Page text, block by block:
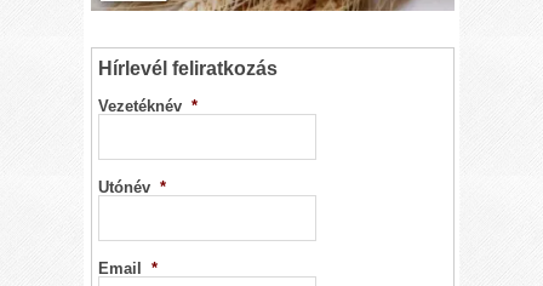
Hírlevél feliratkozás
Vezetéknév *
Utónév *
Email *